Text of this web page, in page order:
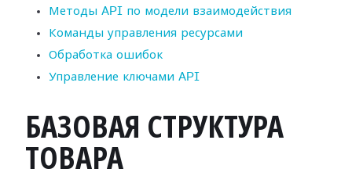
Методы API по модели взаимодействия
Команды управления ресурсами
Обработка ошибок
Управление ключами API
БАЗОВАЯ СТРУКТУРА
ТОВАРА